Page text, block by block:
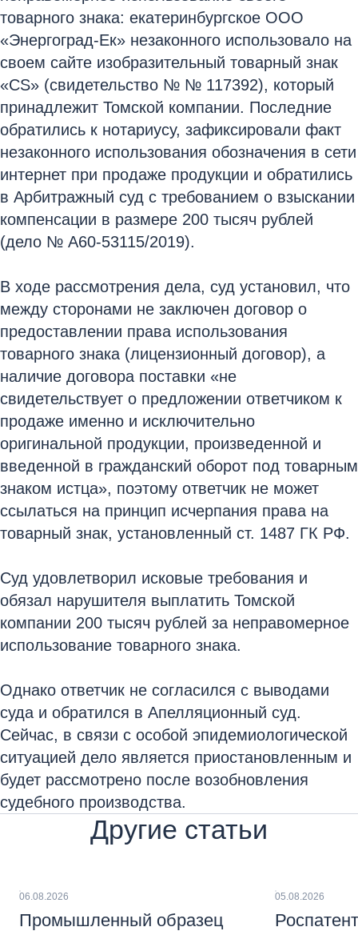
товарного знака: екатеринбургское ООО
«Энергоград-Ек» незаконного использовало на
своем сайте изобразительный товарный знак
«СS» (свидетельство № № 117392), который
принадлежит Томской компании. Последние
обратились к нотариусу, зафиксировали факт
незаконного использования обозначения в сети
интернет при продаже продукции и обратились
в Арбитражный суд с требованием о взыскании
компенсации в размере 200 тысяч рублей
(дело № А60-53115/2019).
В ходе рассмотрения дела, суд установил, что
между сторонами не заключен договор о
предоставлении права использования
товарного знака (лицензионный договор), а
наличие договора поставки «не
свидетельствует о предложении ответчиком к
продаже именно и исключительно
оригинальной продукции, произведенной и
введенной в гражданский оборот под товарным
знаком истца», поэтому ответчик не может
ссылаться на принцип исчерпания права на
товарный знак, установленный ст. 1487 ГК РФ.
Суд удовлетворил исковые требования и
обязал нарушителя выплатить Томской
компании 200 тысяч рублей за неправомерное
использование товарного знака.
Однако ответчик не согласился с выводами
суда и обратился в Апелляционный суд.
Сейчас, в связи с особой эпидемиологической
ситуацией дело является приостановленным и
будет рассмотрено после возобновления
судебного производства.
Другие статьи
06.08.2026
Промышленный образец
05.08.2026